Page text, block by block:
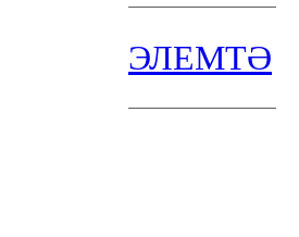
ЭЛЕМТӘ